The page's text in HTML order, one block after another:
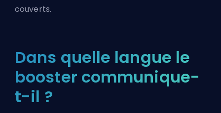
couverts.
Dans quelle langue le
booster communique-
t-il ?